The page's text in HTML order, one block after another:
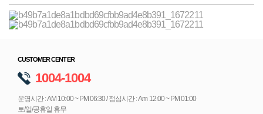
CUSTOMER CENTER
1004-1004
운영시간 : AM 10:00 ~ PM 06:30 / 점심시간 : Am 12:00 ~ PM 01:00
토/일/공휴일 휴무